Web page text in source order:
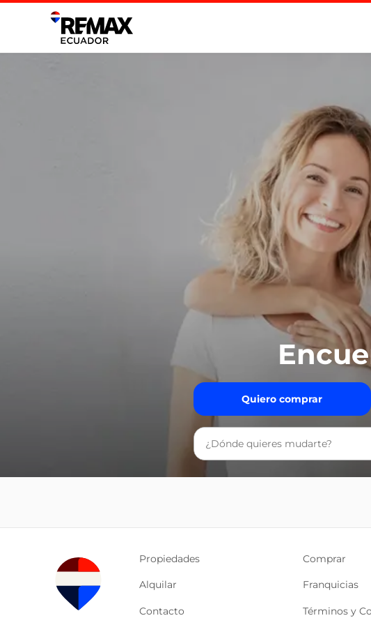
Quiero comprar
Propiedades Comprar
Alquilar Franquicias
Contacto Términos y